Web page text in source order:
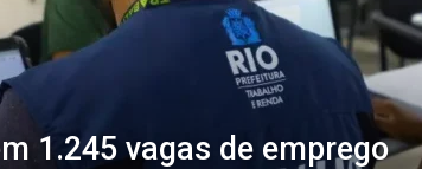
1.245 vagas de emprego